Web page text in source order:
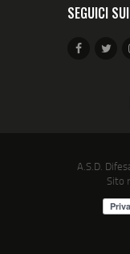
SEGUICI
A.S.D.
Sito